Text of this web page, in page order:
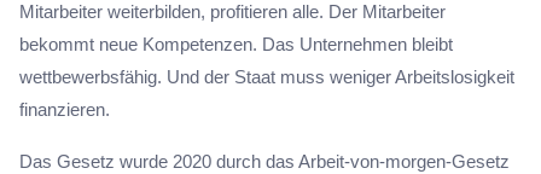
Mitarbeiter weiterbilden, profitieren alle. Der Mitarbeiter
bekommt neue Kompetenzen. Das Unternehmen bleibt
wettbewerbsfähig. Und der Staat muss weniger Arbeitslosigkeit
finanzieren.
Das Gesetz wurde 2020 durch das Arbeit-von-morgen-Gesetz